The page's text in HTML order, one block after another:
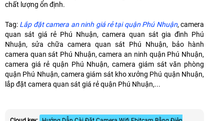
chất lượng ổn định.
Tag: Lắp đặt camera an ninh giá rẻ tại quận Phú Nhuận, camera
quan sát giá rẻ Phú Nhuận, camera quan sát gia đình Phú
Nhuận, sửa chữa camera quan sát Phú Nhuận, bảo hành
camera quan sát Phú Nhuận, camera an ninh quận Phú Nhuận,
camera giá rẻ quận Phú Nhuận, camera giám sát văn phòng
quận Phú Nhuận, camera giám sát kho xưởng Phú quận Nhuận,
lắp đặt camera quan sát giá rẻ quận Phú Nhuận,...